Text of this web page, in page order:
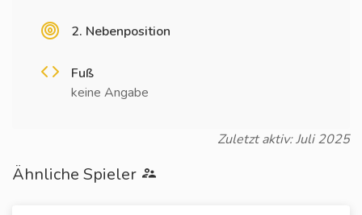
2. Nebenposition
Fuß
keine Angabe
Zuletzt aktiv: Juli 2025
Ähnliche Spieler